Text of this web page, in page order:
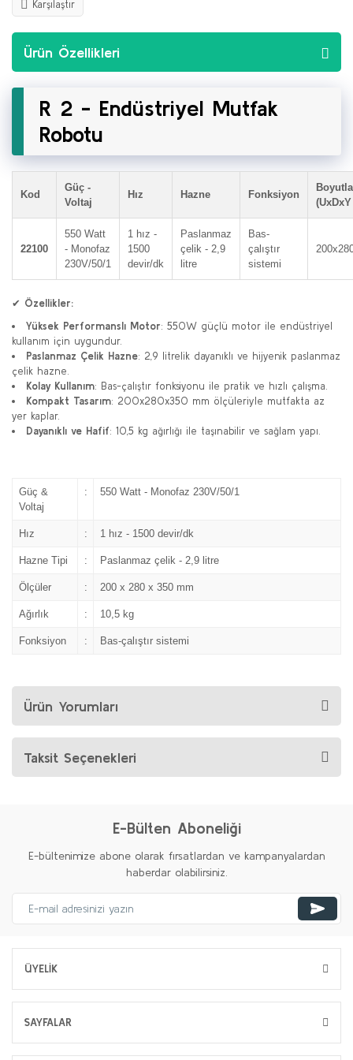
Karşılaştır
Ürün Özellikleri
R 2 - Endüstriyel Mutfak
Robotu
Kod
Güç -
Voltaj
Hız Hazne Fonksiyon
22100
550 Watt
- Monofaz
230V/50/1
1 hız -
1500
devir/dk
Paslanmaz
çelik - 2,9
litre
Bas-
çalıştır
sistemi
✔ Özellikler:
Yüksek Performanslı Motor: 550W güçlü motor ile endüstriyel
kullanım için uygundur.
Paslanmaz Çelik Hazne: 2,9 litrelik dayanıklı ve hijyenik paslanmaz
çelik hazne.
Kolay Kullanım: Bas-çalıştır fonksiyonu ile pratik ve hızlı çalışma.
Kompakt Tasarım: 200x280x350 mm ölçüleriyle mutfakta az
yer kaplar.
Dayanıklı ve Hafif: 10,5 kg ağırlığı ile taşınabilir ve sağlam yapı.
Güç &
Voltaj
: 550 Watt - Monofaz 230V/50/1
Hız : 1 hız - 1500 devir/dk
Hazne Tipi : Paslanmaz çelik - 2,9 litre
Ölçüler : 200 x 280 x 350 mm
Ağırlık : 10,5 kg
Fonksiyon : Bas-çalıştır sistemi
Ürün Yorumları
Taksit Seçenekleri
E-Bülten Aboneliği
E-bültenimize abone olarak fırsatlardan ve kampanyalardan
haberdar olabilirsiniz.
ÜYELİK
SAYFALAR